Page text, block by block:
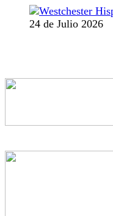
24 de Julio 2026